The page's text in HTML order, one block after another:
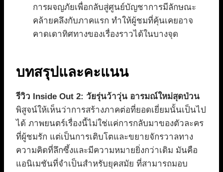
การผจญภัยเพื่อกลับสู่ศูนย์บัญชาการมีลักษณะ
คล้ายคลึงกับภาคแรก ทำให้ผู้ชมที่คุ้นเคยอาจ
คาดเดาทิศทางของเรื่องราวได้ในบางจุด
บทสรุปและคะแนน
รีวิว Inside Out 2: วัยรุ่นว้าวุ่น อารมณ์ใหม่สุดป่วน
พิสูจน์ให้เห็นว่าการสร้างภาคต่อที่ยอดเยี่ยมนั้นเป็นไป
ได้ ภาพยนตร์เรื่องนี้ไม่ใช่แค่การกลับมาของตัวละคร
ที่ผู้ชมรัก แต่เป็นการเติบโตและขยายจักรวาลทาง
ความคิดที่ลึกซึ้งและมีความหมายยิ่งกว่าเดิม มันคือ
แอนิเมชันที่จำเป็นสำหรับยุคสมัย ที่สามารถมอบ